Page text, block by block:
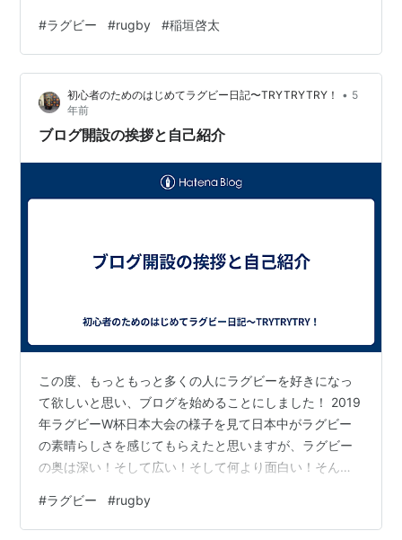
ドナイツ ポジション：左プロップ 3人兄弟の末っ子で、
小学生のころから体重が100㎏を超えており、小、中学校
の頃は野球部に所属していた。本格的にラグビーを始め
たのは高校からで、デビュー戦は高校一年の時の全国大
会だった。 2019年W杯後、2019年１１月には元AKB48
の…
#ラグビー #rugby #稲垣啓太
初心者のためのはじめてラグビー日記〜TRYTRYTRY！ • 5
年前
ブログ開設の挨拶と自己紹介
この度、もっともっと多くの人にラグビーを好きになっ
て欲しいと思い、ブログを始めることにしました！ 2019
年ラグビーW杯日本大会の様子を見て日本中がラグビー
の素晴らしさを感じてもらえたと思いますが、ラグビー
の奥は深い！そして広い！そして何より面白い！そんな
っています。 まずは簡単に筆者の自己紹介を。 身長
165cm、体重75Kg、ポジションは1番プロップ、好きな
#ラグビー #rugby